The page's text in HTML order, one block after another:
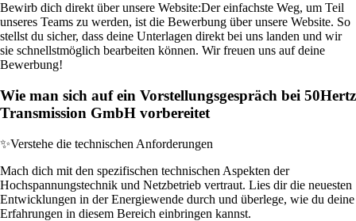
Bewirb dich direkt über unsere Website:Der einfachste Weg, um Teil
unseres Teams zu werden, ist die Bewerbung über unsere Website. So
stellst du sicher, dass deine Unterlagen direkt bei uns landen und wir
sie schnellstmöglich bearbeiten können. Wir freuen uns auf deine
Bewerbung!
Wie man sich auf ein Vorstellungsgespräch bei 50Hertz
Transmission GmbH vorbereitet
✨Verstehe die technischen Anforderungen
Mach dich mit den spezifischen technischen Aspekten der
Hochspannungstechnik und Netzbetrieb vertraut. Lies dir die neuesten
Entwicklungen in der Energiewende durch und überlege, wie du deine
Erfahrungen in diesem Bereich einbringen kannst.